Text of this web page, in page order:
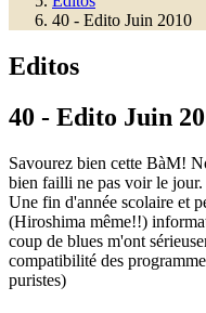
40 - Edito Juin 2010
Editos
40 - Edito Juin
Savourez bien cette BàM!
bien failli ne pas voir le jour.
Une fin d'année scolaire et
(Hiroshima même!!)
coup de blues m'ont
compatibilité des
puristes)